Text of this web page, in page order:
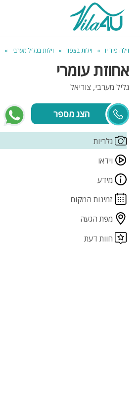
וילה פור יו וילות בצפון וילות בגליל מערבי
אחוזת עומרי
גליל מערבי, צוריאל
שי ואור
גלריות
וידאו
מידע
זמינות המקום
מפת הגעה
חוות דעת